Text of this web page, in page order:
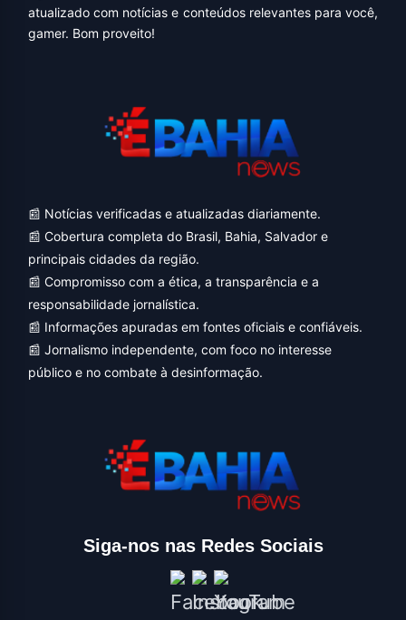
atualizado com notícias e conteúdos relevantes para você,
gamer. Bom proveito!
📰 Notícias verificadas e atualizadas diariamente.
📰 Cobertura completa do Brasil, Bahia, Salvador e
principais cidades da região.
📰 Compromisso com a ética, a transparência e a
responsabilidade jornalística.
📰 Informações apuradas em fontes oficiais e confiáveis.
📰 Jornalismo independente, com foco no interesse
público e no combate à desinformação.
Siga-nos nas Redes Sociais